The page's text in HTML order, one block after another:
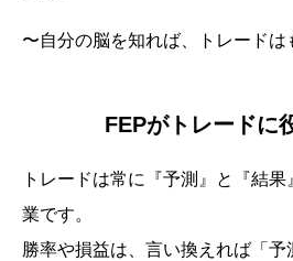
〜自分の脳を知れば、トレードは
FEPがトレードに
トレードは常に『予測』と『結
業です。
勝率や損益は、言い換えれば「